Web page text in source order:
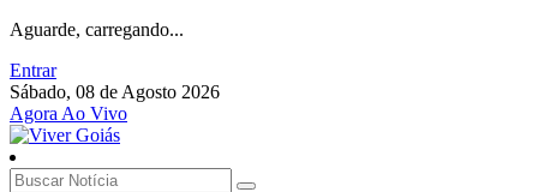
Aguarde, carregando...
Entrar
Sábado, 08 de Agosto 2026
Agora Ao Vivo